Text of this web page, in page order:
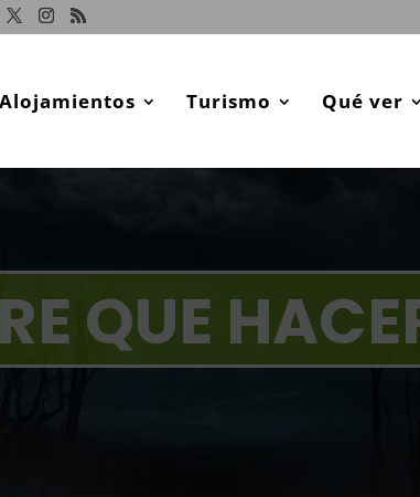
Alojamientos Turismo Qué ver
QUE